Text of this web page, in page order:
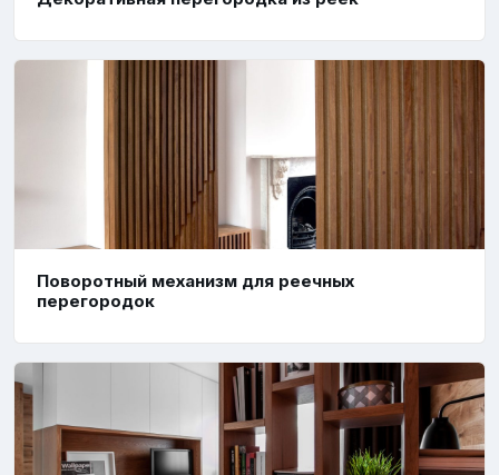
Поворотный механизм для реечных
перегородок